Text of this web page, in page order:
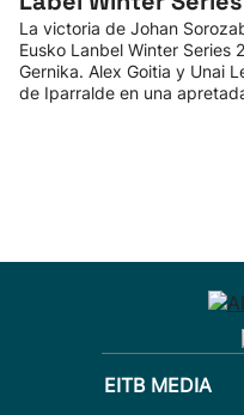
La victoria de Johan
Eusko Lanbel Winter
Gernika. Alex Goitia y Unai
de Iparralde en una
EITB MEDIA